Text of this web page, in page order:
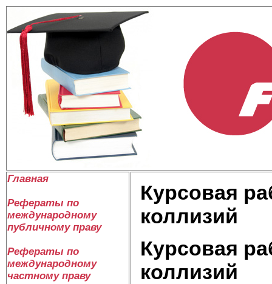
Главная
Рефераты по
международному
публичному праву
Рефераты по
международному
частному праву
Курсовая
коллизий
Курсовая
коллизий